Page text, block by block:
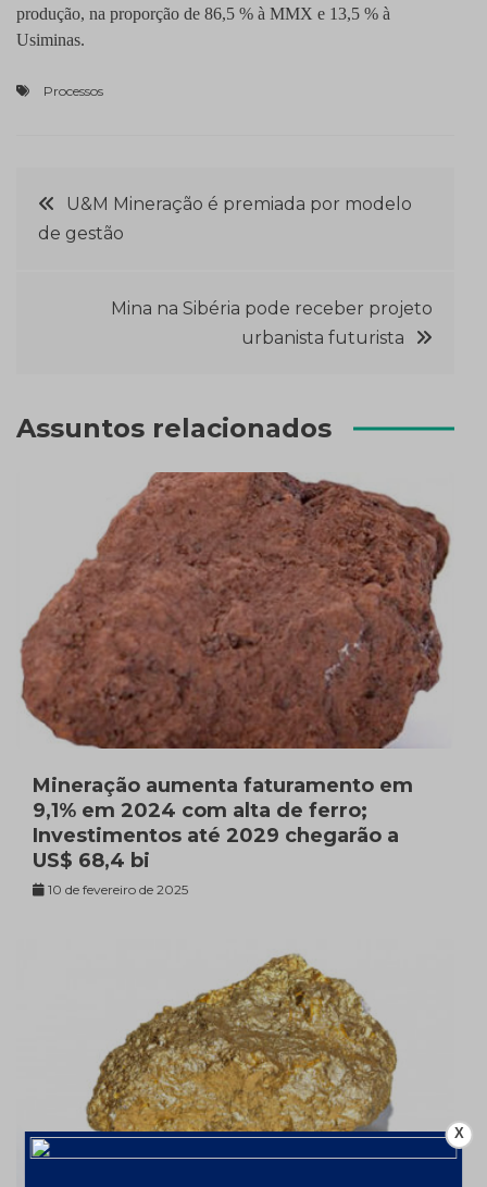
produção, na proporção de 86,5 % à MMX e 13,5 % à
Usiminas.
Processos
Navegação
U&M Mineração é premiada por modelo
de gestão
Mina na Sibéria pode receber projeto
urbanista futurista
Assuntos relacionados
Mineração aumenta faturamento em
9,1% em 2024 com alta de ferro;
Investimentos até 2029 chegarão a
US$ 68,4 bi
10 de fevereiro de 2025
X